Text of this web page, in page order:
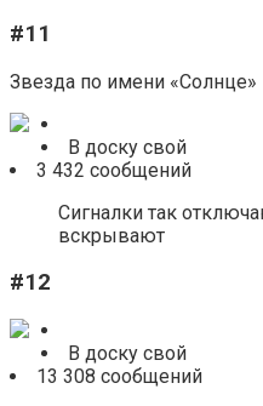
#11
Звезда по имени «Солнце»
В доску свой
3 432 сообщений
Сигналки так
вскрывают
#12
В доску свой
13 308 сообщений